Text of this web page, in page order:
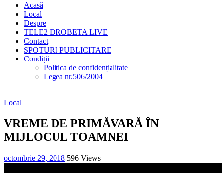
Acasă
Local
Despre
TELE2 DROBETA LIVE
Contact
SPOTURI PUBLICITARE
Condiții
Politica de confidențialitate
Legea nr.506/2004
Local
VREME DE PRIMĂVARĂ ÎN
MIJLOCUL TOAMNEI
octombrie 29, 2018 596 Views